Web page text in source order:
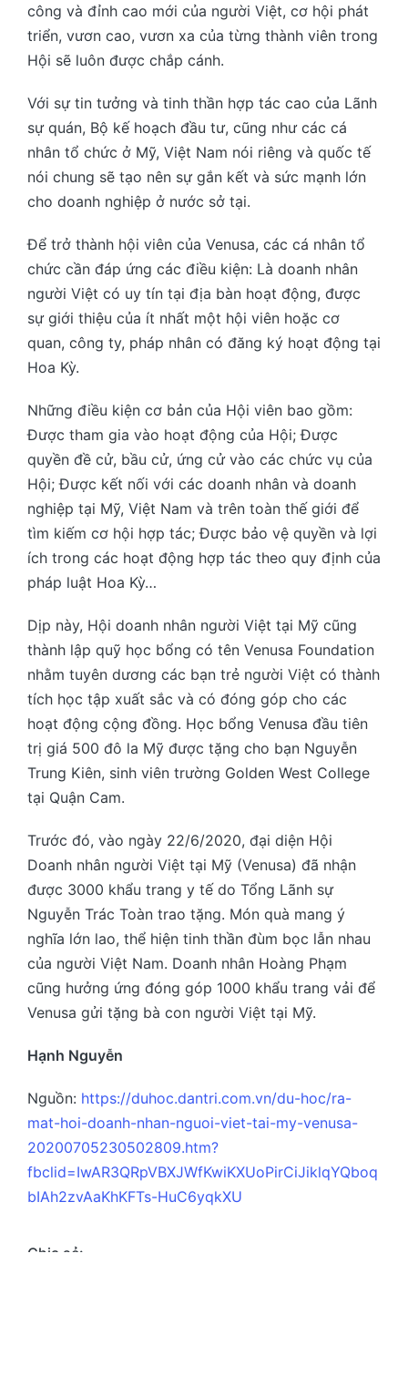
công và đỉnh cao mới của người Việt, cơ hội phát
triển, vươn cao, vươn xa của từng thành viên trong
Hội sẽ luôn được chắp cánh.
Với sự tin tưởng và tinh thần hợp tác cao của Lãnh
sự quán, Bộ kế hoạch đầu tư, cũng như các cá
nhân tổ chức ở Mỹ, Việt Nam nói riêng và quốc tế
nói chung sẽ tạo nên sự gắn kết và sức mạnh lớn
cho doanh nghiệp ở nước sở tại.
Để trở thành hội viên của Venusa, các cá nhân tổ
chức cần đáp ứng các điều kiện: Là doanh nhân
người Việt có uy tín tại địa bàn hoạt động, được
sự giới thiệu của ít nhất một hội viên hoặc cơ
quan, công ty, pháp nhân có đăng ký hoạt động tại
Hoa Kỳ.
Những điều kiện cơ bản của Hội viên bao gồm:
Được tham gia vào hoạt động của Hội; Được
quyền đề cử, bầu cử, ứng cử vào các chức vụ của
Hội; Được kết nối với các doanh nhân và doanh
nghiệp tại Mỹ, Việt Nam và trên toàn thế giới để
tìm kiếm cơ hội hợp tác; Được bảo vệ quyền và lợi
ích trong các hoạt động hợp tác theo quy định của
pháp luật Hoa Kỳ…
Dịp này, Hội doanh nhân người Việt tại Mỹ cũng
thành lập quỹ học bổng có tên Venusa Foundation
nhằm tuyên dương các bạn trẻ người Việt có thành
tích học tập xuất sắc và có đóng góp cho các
hoạt động cộng đồng. Học bổng Venusa đầu tiên
trị giá 500 đô la Mỹ được tặng cho bạn Nguyễn
Trung Kiên, sinh viên trường Golden West College
tại Quận Cam.
Trước đó, vào ngày 22/6/2020, đại diện Hội
Doanh nhân người Việt tại Mỹ (Venusa) đã nhận
được 3000 khẩu trang y tế do Tổng Lãnh sự
Nguyễn Trác Toàn trao tặng. Món quà mang ý
nghĩa lớn lao, thể hiện tinh thần đùm bọc lẫn nhau
của người Việt Nam. Doanh nhân Hoàng Phạm
cũng hưởng ứng đóng góp 1000 khẩu trang vải để
Venusa gửi tặng bà con người Việt tại Mỹ.
Hạnh Nguyễn
Nguồn: https://duhoc.dantri.com.vn/du-hoc/ra-
mat-hoi-doanh-nhan-nguoi-viet-tai-my-venusa-
20200705230502809.htm?
fbclid=IwAR3QRpVBXJWfKwiKXUoPirCiJiklqYQboq
bIAh2zvAaKhKFTs-HuC6yqkXU
Chia sẻ: